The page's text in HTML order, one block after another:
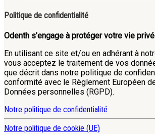
Politique de confidentialité
Odenth s’engage à protéger votre vie
En utilisant ce site et/ou en adhérant à
vous acceptez le traitement de vos
que décrit dans notre politique de
conformité avec le Règlement Européen
Données personnelles (RGPD).
Notre politique de confidentialité
Notre politique de cookie (UE)